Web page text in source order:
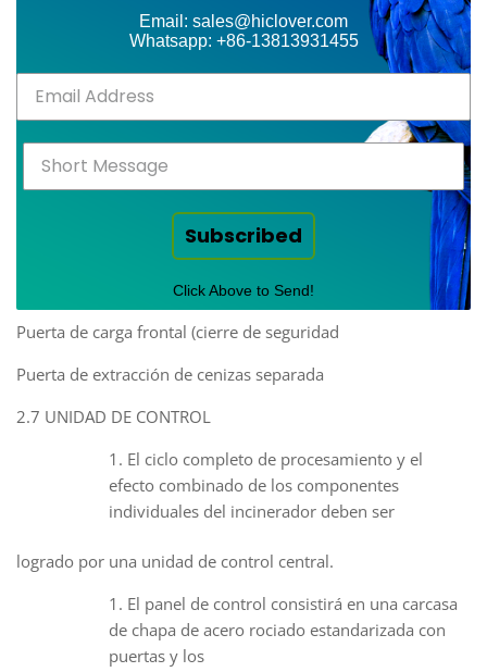
Email: sales@hiclover.com
Whatsapp: +86-13813931455
Subscribed
Click Above to Send!
Puerta de carga frontal (cierre de seguridad
Puerta de extracción de cenizas separada
2.7 UNIDAD DE CONTROL
El ciclo completo de procesamiento y el
efecto combinado de los componentes
individuales del incinerador deben ser
logrado por una unidad de control central.
El panel de control consistirá en una carcasa
de chapa de acero rociado estandarizada con
puertas y los